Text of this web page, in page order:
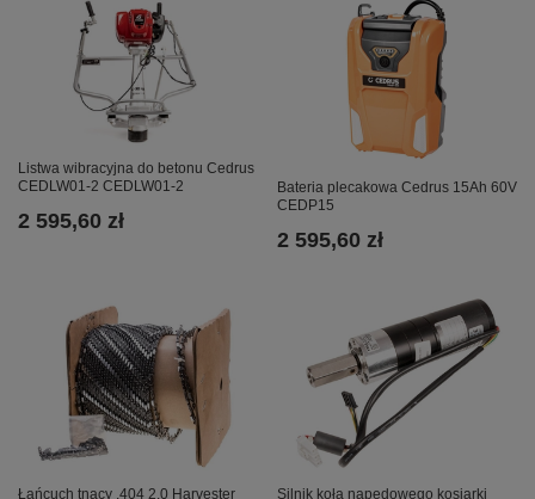
Listwa wibracyjna do betonu Cedrus
CEDLW01-2 CEDLW01-2
2 595,60 zł
Bateria plecakowa Cedrus 15Ah 60V
CEDP15
2 595,60 zł
Łańcuch tnący .404 2.0 Harvester Silnik koła napędowego kosiarki